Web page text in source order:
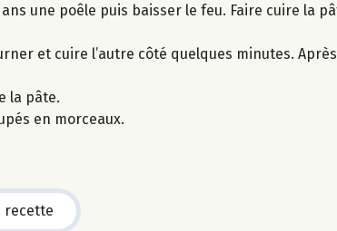
une poêle puis baisser le feu. Faire cuire la
et cuire l’autre côté quelques minutes.
la pâte.
en morceaux.
recette